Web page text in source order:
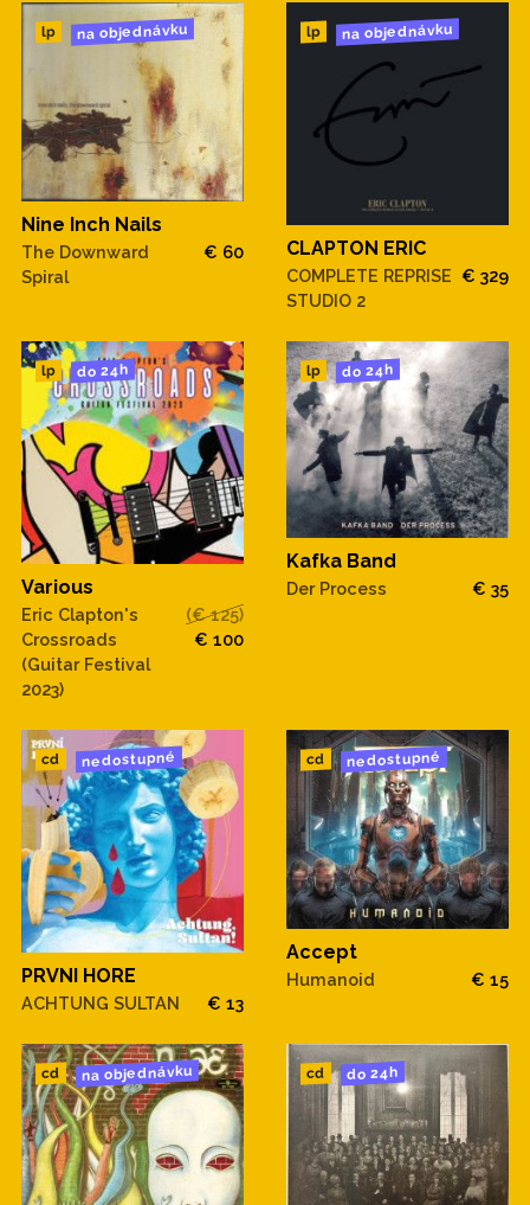
lp na objednávku
Nine Inch Nails
The Downward
Spiral
€ 60
lp na objednávku
CLAPTON ERIC
COMPLETE REPRISE
STUDIO 2
€ 329
lp do 24h
Various
Eric Clapton's
Crossroads
(Guitar Festival
2023)
(€ 125)
€ 100
lp do 24h
Kafka Band
Der Process € 35
cd nedostupné
PRVNI HORE
ACHTUNG SULTAN € 13
cd nedostupné
Accept
Humanoid € 15
cd na objednávku cd do 24h